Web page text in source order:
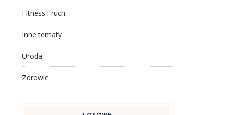
Fitness i ruch
Inne tematy
Uroda
Zdrowie